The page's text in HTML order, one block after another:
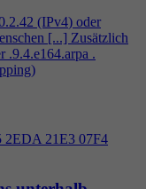
(IPv4) oder
[...] Zusätzlich
.9.4.e164.arpa .
2EDA 21E3 07F4